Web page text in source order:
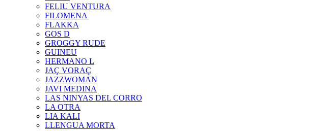
FELIU VENTURA
FILOMENA
FLAKKA
GOS D
GROGGY RUDE
GUINEU
HERMANO L
JAÇ VORAÇ
JAZZWOMAN
JAVI MEDINA
LAS NINYAS DEL CORRO
LA OTRA
LIA KALI
LLENGUA MORTA